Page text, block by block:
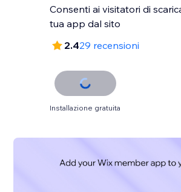
Consenti ai visitatori di
tua app dal sito
2.429 recensioni
Installazione gratuita